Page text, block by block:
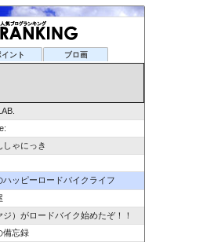
イント ブロ画
しゃにっき
ハッピーロードバイクライフ
）がロードバイク始めたぞ！！
備忘録